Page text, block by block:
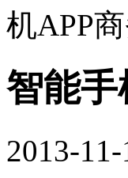
机APP
智能手
2013-11-